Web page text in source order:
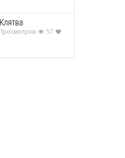
Клятва
Просмотров: 57